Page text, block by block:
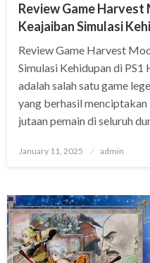
Review Game
Keajaiban Simulasi
Review Game Harvest
Simulasi Kehidupan di
adalah salah satu game
yang berhasil
jutaan pemain di seluruh
Posted
January 11, 2025 admin